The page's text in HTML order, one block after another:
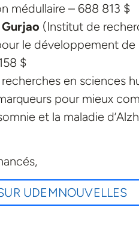
médullaire – 688 813 $
(Institut de
le développement
$
en sciences
pour mieux
et la maladie
UDEMNOUVELLES